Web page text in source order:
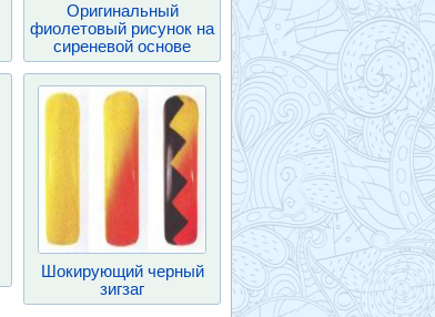
Оригинальный
фиолетовый рисунок на
сиреневой основе
Шокирующий черный
зигзаг